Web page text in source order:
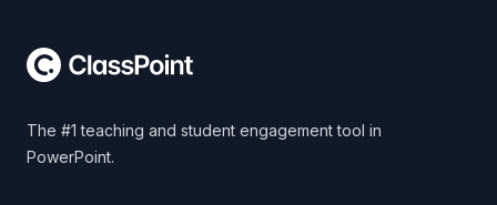
The #1 teaching and student engagement tool in
PowerPoint.